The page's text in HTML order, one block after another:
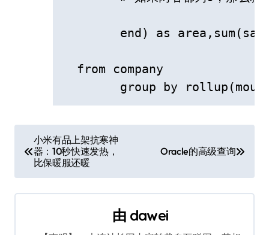
  from company
group by
章
导
小米有品上架抗寒神
器：10秒快速发热，
比保暖服还暖
Oracle的高级查询
由 dawei